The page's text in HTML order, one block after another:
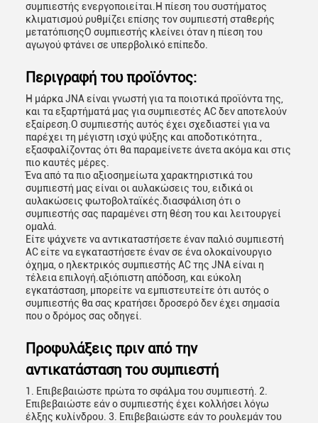
συμπιεστής ενεργοποιείται.Η πίεση του συστήματος
κλιματισμού ρυθμίζει επίσης τον συμπιεστή σταθερής
μετατόπισηςΟ συμπιεστής κλείνει όταν η πίεση του
αγωγού φτάνει σε υπερβολικό επίπεδο.
Περιγραφή του προϊόντος:
Η μάρκα JNA είναι γνωστή για τα ποιοτικά προϊόντα της,
και τα εξαρτήματά μας για συμπιεστές AC δεν αποτελούν
εξαίρεση.Ο συμπιεστής αυτός έχει σχεδιαστεί για να
παρέχει τη μέγιστη ισχύ ψύξης και αποδοτικότητα.,
εξασφαλίζοντας ότι θα παραμείνετε άνετα ακόμα και στις
πιο καυτές μέρες.
Ένα από τα πιο αξιοσημείωτα χαρακτηριστικά του
συμπιεστή μας είναι οι αυλακώσεις του, ειδικά οι
αυλακώσεις φωτοβολταϊκές.διασφάλιση ότι ο
συμπιεστής σας παραμένει στη θέση του και λειτουργεί
ομαλά.
Είτε ψάχνετε να αντικαταστήσετε έναν παλιό συμπιεστή
AC είτε να εγκαταστήσετε έναν σε ένα ολοκαίνουργιο
όχημα, ο ηλεκτρικός συμπιεστής AC της JNA είναι η
τέλεια επιλογή.αξιόπιστη απόδοση, και εύκολη
εγκατάσταση, μπορείτε να εμπιστευτείτε ότι αυτός ο
συμπιεστής θα σας κρατήσει δροσερό δεν έχει σημασία
που ο δρόμος σας οδηγεί.
Προφυλάξεις πριν από την
αντικατάσταση του συμπιεστή
1. Επιβεβαιώστε πρώτα το σφάλμα του συμπιεστή. 2.
Επιβεβαιώστε εάν ο συμπιεστής έχει κολλήσει λόγω
έλξης κυλίνδρου. 3. Επιβεβαιώστε εάν το ρουλεμάν του